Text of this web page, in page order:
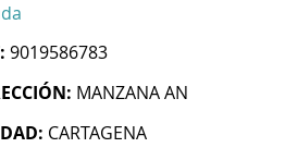
9019586783
MANZANA AN
CARTAGENA